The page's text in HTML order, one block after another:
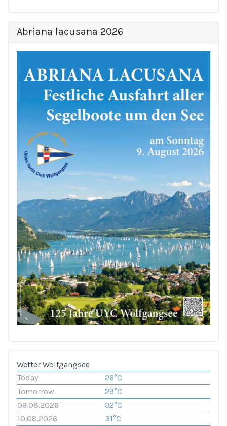
Abriana lacusana 2026
Wetter Wolfgangsee
Today
26°C
Tomorrow
29°C
09.08.2026
32°C
10.08.2026
31°C